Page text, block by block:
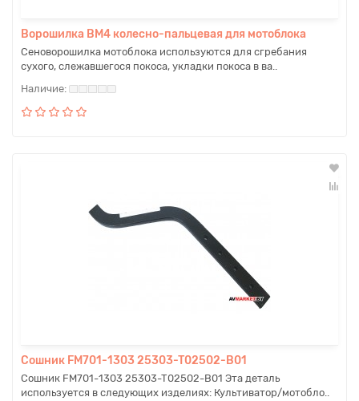
Ворошилка BM4 колесно-пальцевая для мотоблока
Сеноворошилка мотоблока используются для сгребания
сухого, слежавшегося покоса, укладки покоса в ва..
Сошник FM701-1303 25303-T02502-B01
Сошник FM701-1303 25303-T02502-B01 Эта деталь
используется в следующих изделиях: Культиватор/мотобло..